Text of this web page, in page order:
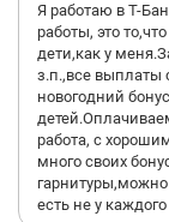
· приехала со
· ждала 40 минут,
· уехала ни с чем,
· и услышала в
Если это ваш
переименования
рекрутера или
что такие
Я работаю в Т-
работы, это
дети,как у
з.п.,все выплаты
новогодний
работа, с
много своих
есть не у